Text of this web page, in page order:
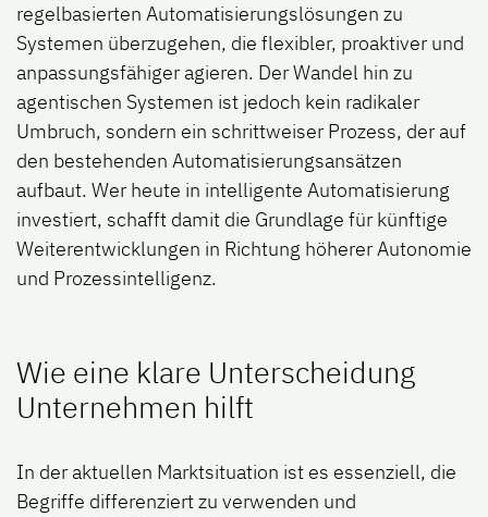
regelbasierten Automatisierungslösungen zu
Systemen überzugehen, die flexibler, proaktiver und
anpassungsfähiger agieren. Der Wandel hin zu
agentischen Systemen ist jedoch kein radikaler
Umbruch, sondern ein schrittweiser Prozess, der auf
den bestehenden Automatisierungsansätzen
aufbaut. Wer heute in intelligente Automatisierung
investiert, schafft damit die Grundlage für künftige
Weiterentwicklungen in Richtung höherer Autonomie
und Prozessintelligenz.
Wie eine klare Unterscheidung
Unternehmen hilft
In der aktuellen Marktsituation ist es essenziell, die
Begriffe differenziert zu verwenden und